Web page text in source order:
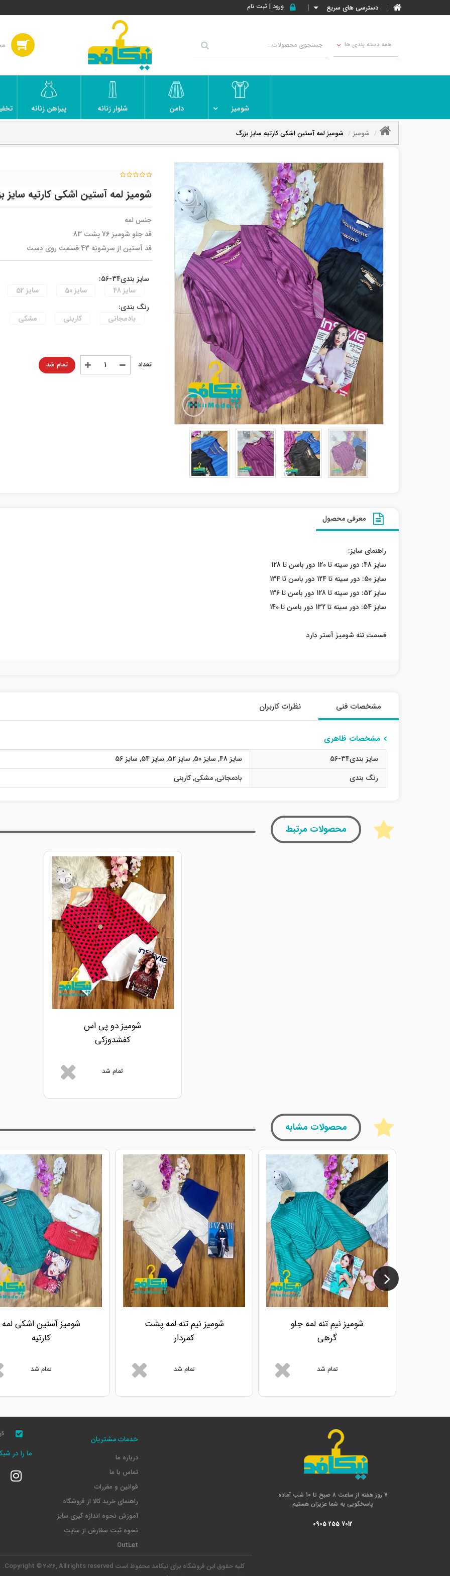
دسترسی های سریع ورود | ثبت نام
همه دسته بندی ها
شومیز دامن شلوار زنانه پیراهن زنانه
شومیز شومیز لمه آستین اشکی کارتیه سایز بزرگ
شومیز لمه آستین اشکی کارتیه سایز
جنس لمه
قد جلو شومیز 76 پشت 83
قد آستین از سرشونه 43 قسمت روی دست
سایز بندی34-56:
سایز 48
سایز 50 سایز 52
رنگ بندی:
بادمجانی
کاربنی مشکی
تمام شد
معرفی محصول
راهنمای سایز:
سایز 48: دور سینه تا 120 دور باسن تا 128
سایز 50: دور سینه تا 124 دور باسن تا 134
سایز 52: دور سینه تا 128 دور باسن تا 136
سایز 54: دور سینه تا 132 دور باسن تا 140
قسمت تنه شومیز آستر دارد
مشخصات فنی نظرات کاربران
مشخصات ظاهری
سایز بندی34-56 سایز 48 , سایز 50 , سایز 52 , سایز 54 , سایز 56
رنگ بندی
بادمجانی,مشکی,کاربنی
محصولات مرتبط
شومیز دو پی اس
کفشدوزکی
تمام شد
محصولات مشابه
شومیز نیم تنه لمه جلو
گرهی
تمام شد
شومیز نیم تنه لمه پشت
کمردار
تمام شد
شومیز آستین اشکی لمه
کارتیه
تمام شد
7 روز هفته از ساعت 8 صبح تا 10 شب آماده
پاسخگویی به شما عزیزان هستیم
0905 255 7012
خدمات مشتریان
درباره ما
تماس با ما
قوانین و مقررات
راهنمای خرید کالا از فروشگاه
آموزش نحوه اندازه گیری سایز
نحوه ثبت سفارش از سایت
OutLet
ما را در
کلیه حقوق این فروشگاه برای نیکامد محفوظ است Copyright © 2026, All rights reserved.